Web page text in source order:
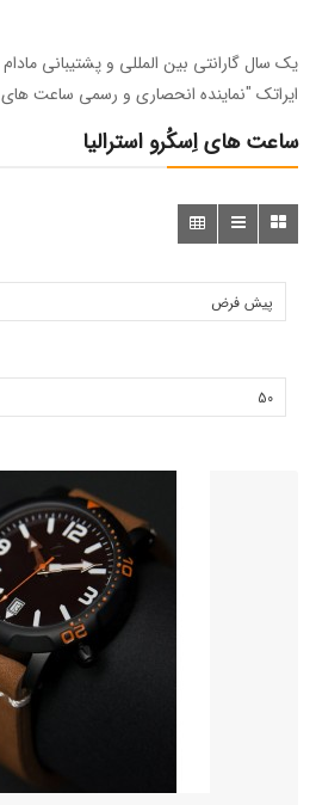
یک سال گارانتی بین المللی و پشتیبانی
ایراتک "نماینده انحصاری و رسمی ساعت های SCURO در ایران"
ساعت های اِسکُرو استرالیا